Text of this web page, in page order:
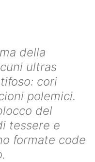
della
ultras
cori
polemici.
del
tessere e
formate code